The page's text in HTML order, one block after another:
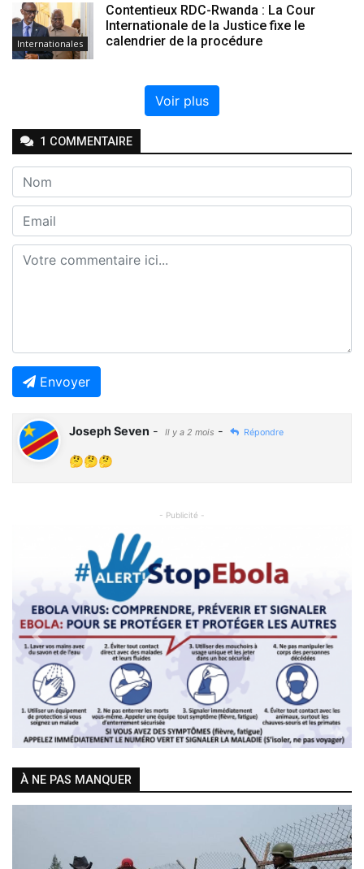
Internationales
Contentieux RDC-Rwanda : La Cour
Internationale de la Justice fixe le
calendrier de la procédure
Voir plus
1 COMMENTAIRE
Envoyer
Joseph Seven - Il y a 2 mois - Répondre
🤔🤔🤔
- Publicité -
Previous Next
À NE PAS MANQUER